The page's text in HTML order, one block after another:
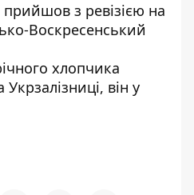
з ревізією на
Воскресенський
хлопчика
він у